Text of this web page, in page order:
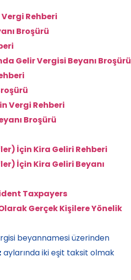
Rehberi
Broşürü
Gelir Vergisi Beyanı Broşürü
Vergi Rehberi
Broşürü
İçin Kira Geliri Rehberi
İçin Kira Geliri Beyanı
Taxpayers
Gerçek Kişilere Yönelik
beyannamesi üzerinden
aylarında iki eşit taksit olmak